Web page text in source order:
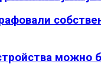
можно